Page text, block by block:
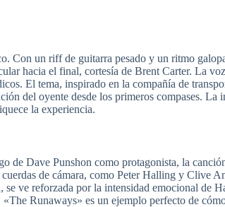
Con un riff de guitarra pesado y un ritmo
hacia el final, cortesía de Brent Carter. La
El tema, inspirado en la compañía de
del oyente desde los primeros compases. La
la experiencia.
de Dave Punshon como protagonista, la
de cámara, como Peter Halling y Clive
ve reforzada por la intensidad emocional de
Runaways» es un ejemplo perfecto de